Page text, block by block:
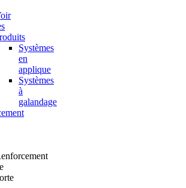
Systèmes
en
applique
Systèmes
à
galandage